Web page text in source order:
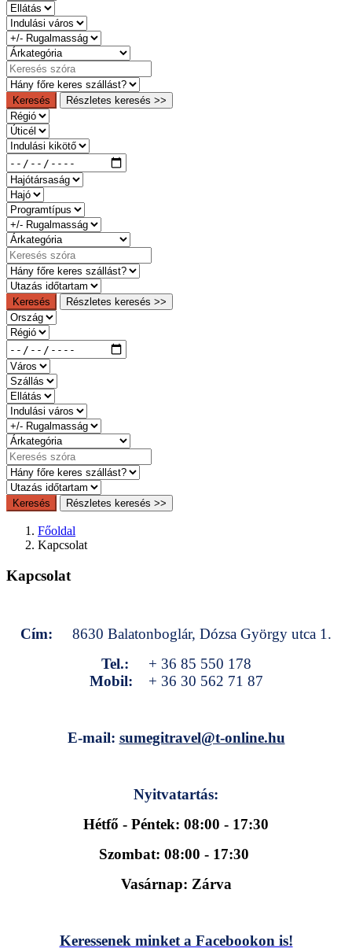
Keresés Részletes keresés >>
Keresés Részletes keresés >>
Keresés Részletes keresés >>
Főoldal
Kapcsolat
Kapcsolat
Cím: 8630 Balatonboglár, Dózsa György utca 1.
Tel.:
+ 36 85 550 178
Mobil: + 36 30 562 71 87
E-mail: sumegitravel@t-online.hu
Nyitvatartás:
Hétfő - Péntek: 08:00 - 17:30
Szombat: 08:00 - 17:30
Vasárnap: Zárva
Keressenek minket a Facebookon is!